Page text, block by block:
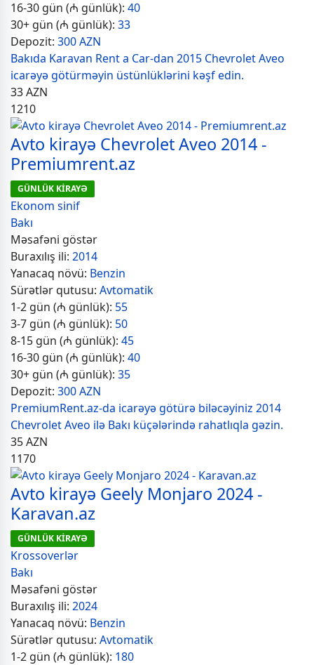
16-30 gün (₼ günlük): 40
30+ gün (₼ günlük): 33
Depozit: 300 AZN
Bakıda Karavan Rent a Car-dan 2015 Chevrolet Aveo
icarəyə götürməyin üstünlüklərini kəşf edin.
33AZN
1210
Avto kirayə Chevrolet Aveo 2014 -
Premiumrent.az
GÜNLÜK KİRAYƏ
Ekonom sinif
Bakı
Məsafəni göstər
Buraxılış ili: 2014
Yanacaq növü: Benzin
Sürətlər qutusu: Avtomatik
1-2 gün (₼ günlük): 55
3-7 gün (₼ günlük): 50
8-15 gün (₼ günlük): 45
16-30 gün (₼ günlük): 40
30+ gün (₼ günlük): 35
Depozit: 300 AZN
PremiumRent.az-da icarəyə götürə biləcəyiniz 2014
Chevrolet Aveo ilə Bakı küçələrində rahatlıqla gəzin.
35AZN
1170
Avto kirayə Geely Monjaro 2024 -
Karavan.az
GÜNLÜK KİRAYƏ
Krossoverlər
Bakı
Məsafəni göstər
Buraxılış ili: 2024
Yanacaq növü: Benzin
Sürətlər qutusu: Avtomatik
1-2 gün (₼ günlük): 180